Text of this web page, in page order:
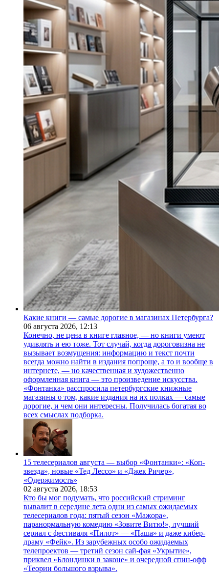
Какие книги — самые дорогие в магазинах Петербурга?
06 августа 2026, 12:13
Конечно, не цена в книге главное, — но книги умеют
удивлять и ею тоже. Тот случай, когда дороговизна не
вызывает возмущения: информацию и текст почти
всегда можно найти в издания попроще, а то и вообще в
интернете, — но качественная и художественно
оформленная книга — это произведение искусства.
«Фонтанка» расспросила петербургские книжные
магазины о том, какие издания на их полках — самые
дорогие, и чем они интересны. Получилась богатая во
всех смыслах подборка.
15 телесериалов августа — выбор «Фонтанки»: «Коп-
звезда», новые «Тед Лессо» и «Джек Ричер»,
«Одержимость»
02 августа 2026, 18:53
Кто бы мог подумать, что российский стриминг
вывалит в середине лета одни из самых ожидаемых
телесериалов года: пятый сезон «Мажора»,
паранормальную комедию «Зовите Витю!», лучший
сериал с фестиваля «Пилот» — «Паша» и даже кибер-
драму «Фейк». Из зарубежных особо ожидаемых
телепроектов — третий сезон сай-фая «Укрытие»,
приквел «Блондинки в законе» и очередной спин-офф
«Теории большого взрыва».